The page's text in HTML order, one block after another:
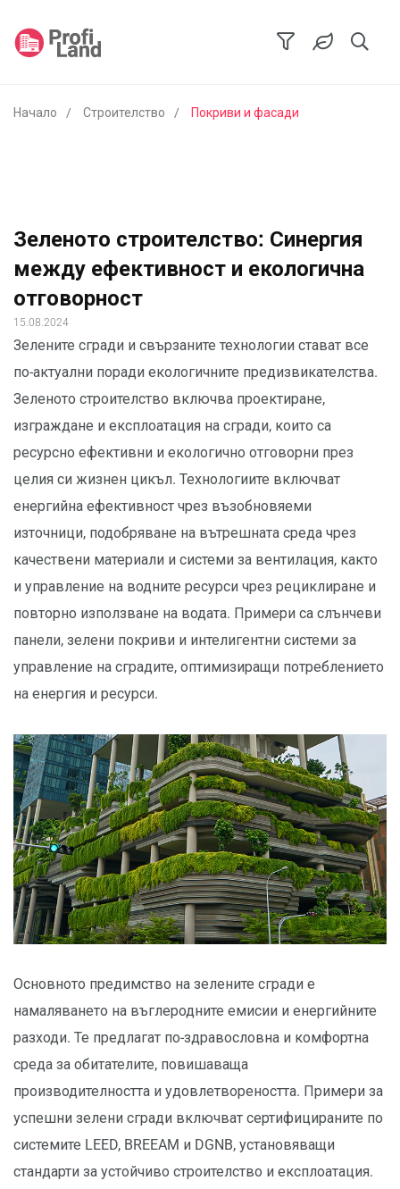
Начало Строителство Покриви и фасади
Зеленото строителство: Синергия
между ефективност и екологична
отговорност
15.08.2024
Зелените сгради и свързаните технологии стават все
по-актуални поради екологичните предизвикателства.
Зеленото строителство включва проектиране,
изграждане и експлоатация на сгради, които са
ресурсно ефективни и екологично отговорни през
целия си жизнен цикъл. Технологиите включват
енергийна ефективност чрез възобновяеми
източници, подобряване на вътрешната среда чрез
качествени материали и системи за вентилация, както
и управление на водните ресурси чрез рециклиране и
повторно използване на водата. Примери са слънчеви
панели, зелени покриви и интелигентни системи за
управление на сградите, оптимизиращи потреблението
на енергия и ресурси.
Основното предимство на зелените сгради е
намаляването на въглеродните емисии и енергийните
разходи. Те предлагат по-здравословна и комфортна
среда за обитателите, повишаваща
производителността и удовлетвореността. Примери за
успешни зелени сгради включват сертифицираните по
системите LEED, BREEAM и DGNB, установяващи
стандарти за устойчиво строителство и експлоатация.